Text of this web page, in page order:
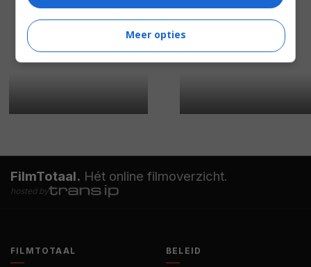
FilmTotaal. Hét online filmoverzicht.
hosted by
FILMTOTAAL BELEID
Meer opties